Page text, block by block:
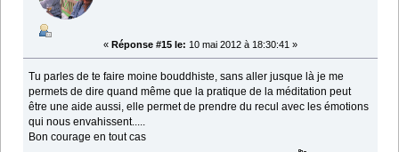
« Réponse #15 le: 10 mai 2012 à 18:30:41 »
Tu parles de te faire moine bouddhiste, sans aller jusque là je me
permets de dire quand même que la pratique de la méditation peut
être une aide aussi, elle permet de prendre du recul avec les émotions
qui nous envahissent.....
Bon courage en tout cas